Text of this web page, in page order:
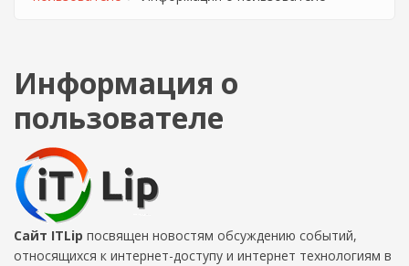
Информация о
пользователе
Сайт ITLip посвящен новостям обсуждению событий,
относящихся к интернет-доступу и интернет технологиям в